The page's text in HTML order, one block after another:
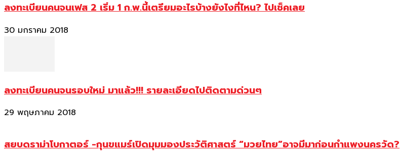
ลงทะเบียนคนจนเฟส 2 เริ่ม 1 ก.พ.นี้เตรียมอะไรบ้างยังไงที่ไหน? ไปเช็คเลย
30 มกราคม 2018
ลงทะเบียนคนจนรอบใหม่ มาแล้ว!!! รายละเอียดไปติดตามด่วนๆ
29 พฤษภาคม 2018
สยบดราม่าโบกาตอร์ -กุนขแมร์เปิดมุมมองประวัติศาสตร์ “มวยไทย”อาจมีมาก่อนกำแพงนครวัด?